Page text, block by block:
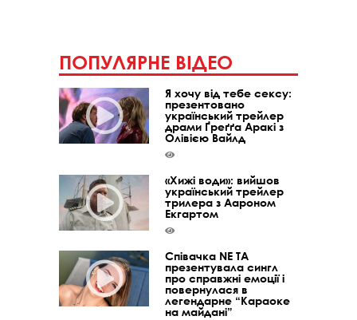
ПОПУЛЯРНЕ ВІДЕО
Я хочу від тебе сексу:
презентовано
український трейлер
драми Ґреґґа Аракі з
Олівією Вайлд
«Хижі води»: вийшов
український трейлер
трилера з Аароном
Екгартом
Співачка NE TA
презентувала сингл
про справжні емоції і
повернулася в
легендарне “Караоке
на майдані”